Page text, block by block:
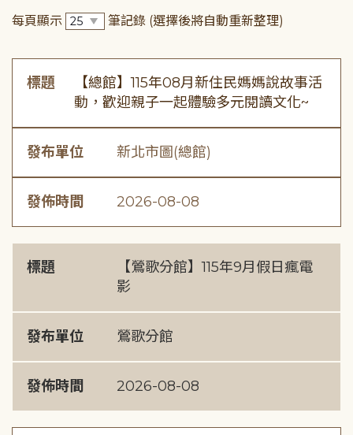
每頁顯示 筆記錄 (選擇後將自動重新整理)
標題
【總館】115年08月新住民媽媽說故事活
動，歡迎親子一起體驗多元閱讀文化~
發布單位 新北市圖(總館)
發佈時間 2026-08-08
標題
【鶯歌分館】115年9月假日瘋電
影
發布單位 鶯歌分館
發佈時間 2026-08-08